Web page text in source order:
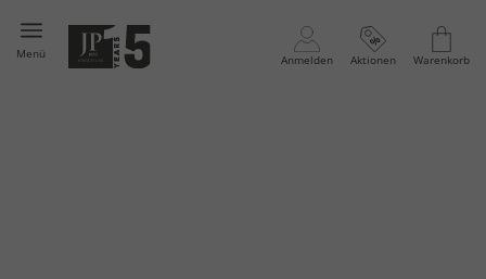
Menü Anmelden Aktionen Warenkorb